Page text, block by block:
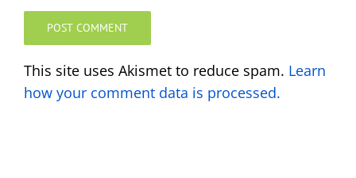
This site uses Akismet to reduce spam. Learn
how your comment data is processed.